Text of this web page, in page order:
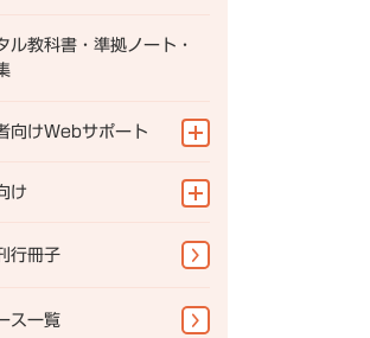
合
探究
究
探究
ル教科書・準拠ノート・
向けWebサポート
Webサポート
け
・一般書籍
行冊子
ス一覧